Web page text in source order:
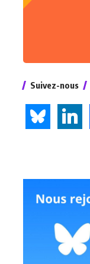
Suivez-nous
bluesky linkedin